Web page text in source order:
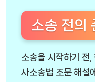
소송 전의
소송을 시작하기 전
사소송법 조문 해설